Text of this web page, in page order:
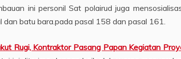
ini personil Sat polairud juga
batu bara.pada pasal 158 dan pasal 161.
Rugi, Kontraktor Pasang Papan Kegiatan